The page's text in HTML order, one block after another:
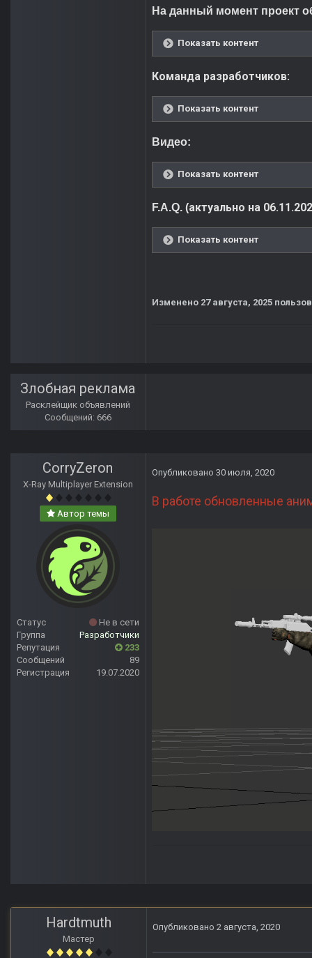
На данный момент проект
Показать контент
Команда разработчиков:
Показать контент
Видео:
Показать контент
F.A.Q. (актуально на
Показать контент
Изменено 27 августа, 2025
Злобная реклама
Расклейщик объявлений
Сообщений: 666
CorryZeron
X-Ray Multiplayer Extension
Автор темы
Статус
Не в сети
Группа
Разработчики
Репутация
233
Сообщений
89
Регистрация
19.07.2020
Опубликовано 30 июля, 2020
В работе обновленные
Hardtmuth
Мастер
Опубликовано 2 августа, 2020